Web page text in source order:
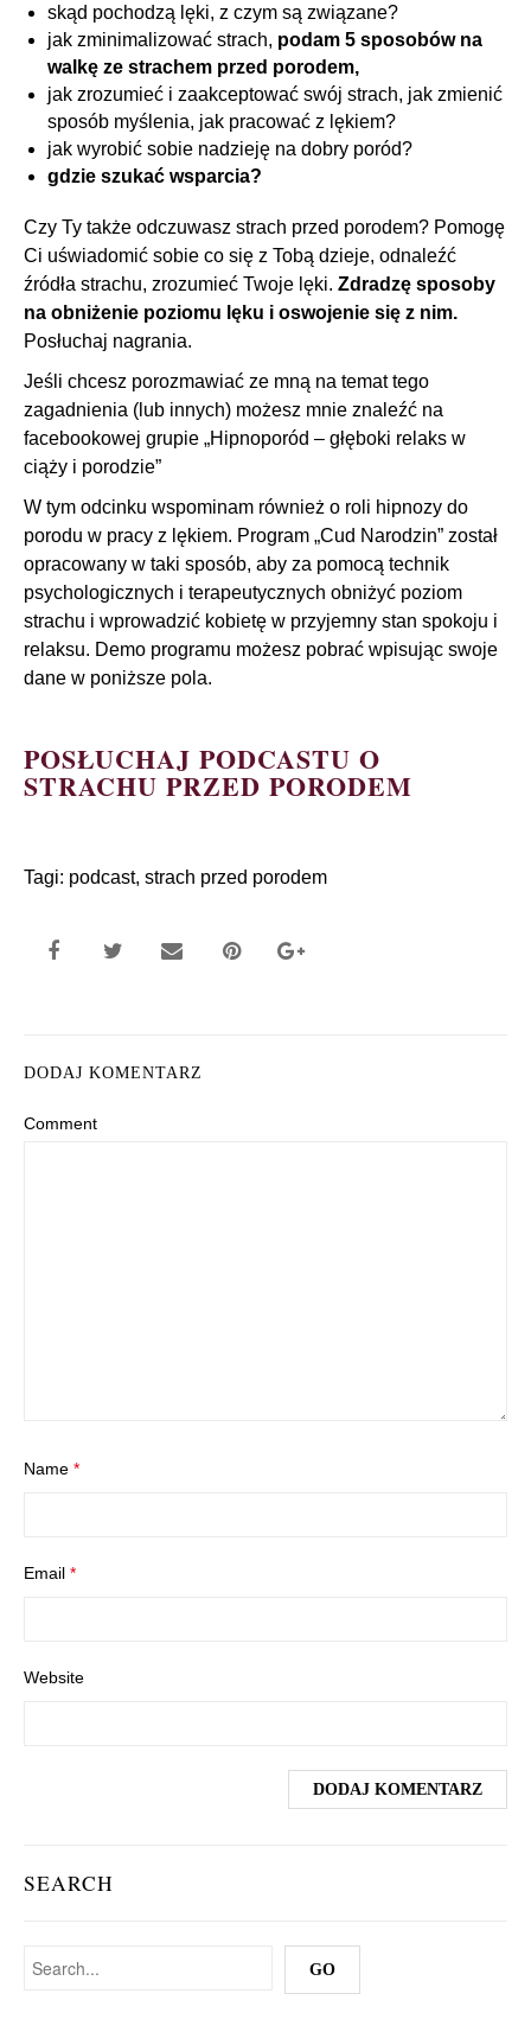
SEARCH
skąd pochodzą lęki, z czym są związane?
jak zminimalizować strach, podam 5 sposobów na
walkę ze strachem przed porodem,
jak zrozumieć i zaakceptować swój strach, jak zmienić
sposób myślenia, jak pracować z lękiem?
jak wyrobić sobie nadzieję na dobry poród?
gdzie szukać wsparcia?
Czy Ty także odczuwasz strach przed porodem? Pomogę
Ci uświadomić sobie co się z Tobą dzieje, odnaleźć
źródła strachu, zrozumieć Twoje lęki. Zdradzę sposoby
na obniżenie poziomu lęku i oswojenie się z nim.
Posłuchaj nagrania.
Jeśli chcesz porozmawiać ze mną na temat tego
zagadnienia (lub innych) możesz mnie znaleźć na
facebookowej grupie „Hipnoporód – głęboki relaks w
ciąży i porodzie”
W tym odcinku wspominam również o roli hipnozy do
porodu w pracy z lękiem. Program „Cud Narodzin” został
opracowany w taki sposób, aby za pomocą technik
psychologicznych i terapeutycznych obniżyć poziom
strachu i wprowadzić kobietę w przyjemny stan spokoju i
relaksu. Demo programu możesz pobrać wpisując swoje
dane w poniższe pola.
POSŁUCHAJ PODCASTU O
STRACHU PRZED PORODEM
Tagi: podcast, strach przed porodem
DODAJ KOMENTARZ
Comment
Name *
Email *
Website